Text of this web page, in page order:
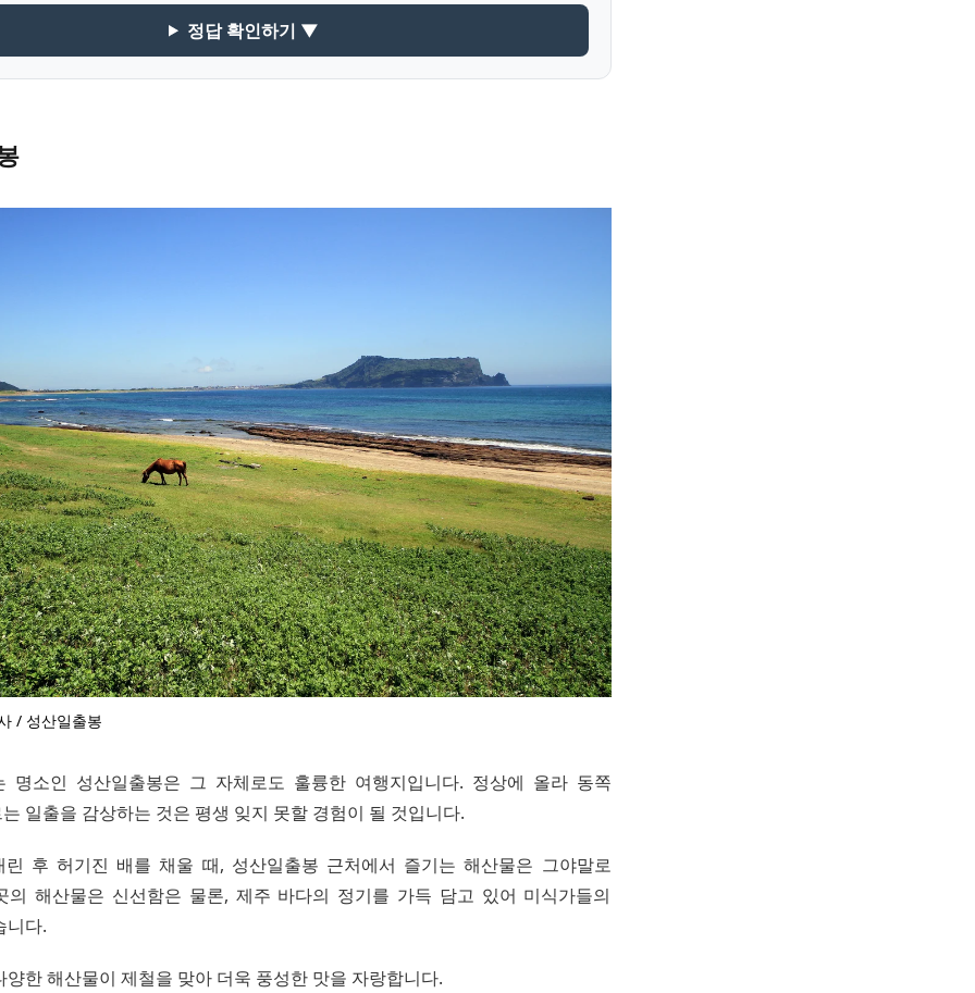
정답 확인하기 ▼
/ 성산일출봉
명소인 성산일출봉은 그 자체로도 훌륭한 여행지입니다. 정상에 올라 동쪽
일출을 감상하는 것은 평생 잊지 못할 경험이 될 것입니다.
린 후 허기진 배를 채울 때, 성산일출봉 근처에서 즐기는 해산물은 그야말로
의 해산물은 신선함은 물론, 제주 바다의 정기를 가득 담고 있어 미식가들의
니다.
한 해산물이 제철을 맞아 더욱 풍성한 맛을 자랑합니다.